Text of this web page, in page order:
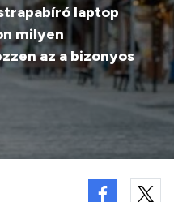
laptop
milyen
az a bizonyos